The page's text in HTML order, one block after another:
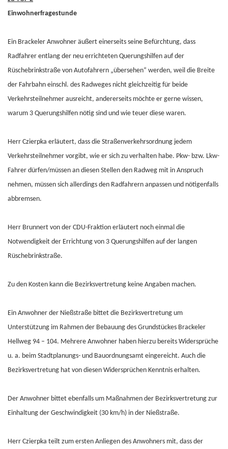
Einwohnerfragestunde
Ein Brackeler Anwohner äußert einerseits seine Befürchtung, dass
Radfahrer entlang der neu errichteten Querungshilfen auf der
Rüschebrinkstraße von Autofahrern „übersehen“ werden, weil die Breite
der Fahrbahn einschl. des Radweges nicht gleichzeitig für beide
Verkehrsteilnehmer ausreicht, andererseits möchte er gerne wissen,
warum 3 Querungshilfen nötig sind und wie teuer diese waren.
Herr Czierpka erläutert, dass die Straßenverkehrsordnung jedem
Verkehrsteilnehmer vorgibt, wie er sich zu verhalten habe. Pkw- bzw. Lkw-
Fahrer dürfen/müssen an diesen Stellen den Radweg mit in Anspruch
nehmen, müssen sich allerdings den Radfahrern anpassen und nötigenfalls
abbremsen.
Herr Brunnert von der CDU-Fraktion erläutert noch einmal die
Notwendigkeit der Errichtung von 3 Querungshilfen auf der langen
Rüschebrinkstraße.
Zu den Kosten kann die Bezirksvertretung keine Angaben machen.
Ein Anwohner der Nießstraße bittet die Bezirksvertretung um
Unterstützung im Rahmen der Bebauung des Grundstückes Brackeler
Hellweg 94 – 104. Mehrere Anwohner haben hierzu bereits Widersprüche
u. a. beim Stadtplanungs- und Bauordnungsamt eingereicht. Auch die
Bezirksvertretung hat von diesen Widersprüchen Kenntnis erhalten.
Der Anwohner bittet ebenfalls um Maßnahmen der Bezirksvertretung zur
Einhaltung der Geschwindigkeit (30 km/h) in der Nießstraße.
Herr Czierpka teilt zum ersten Anliegen des Anwohners mit, dass der